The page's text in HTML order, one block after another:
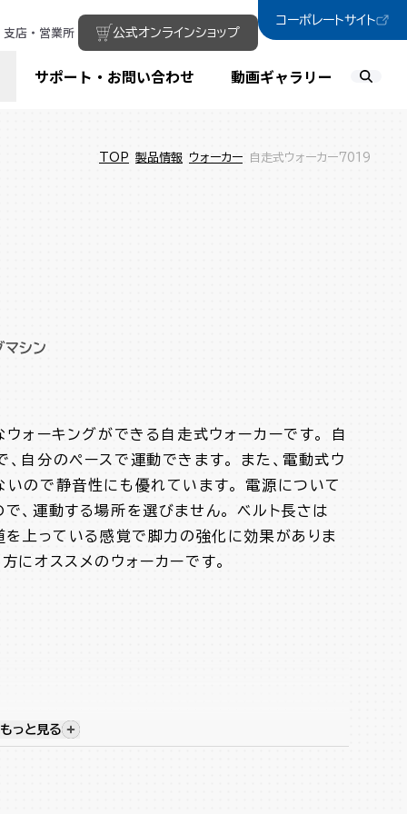
支店・営業所 公式オンラインショップ
コーポレートサイト
サポート・お問い合わせ 動画ギャラリー
TOP 製品情報 ウォーカー 自走式ウォーカー7019
マシン
ーキングができる自走式ウォーカーです。 自
自分のペースで運動できます。 また、電動式ウ
いので静音性にも優れています。 電源について
、運動する場所を選びません。 ベルト長さは
上っている感覚で脚力の強化に効果がありま
にオススメのウォーカーです。
視覚的に非表示のコンテンツを表示する
もっと見る